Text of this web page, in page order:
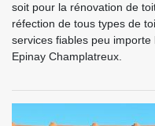
soit pour la rénovation de
réfection de tous types de
services fiables peu
Epinay Champlatreux.